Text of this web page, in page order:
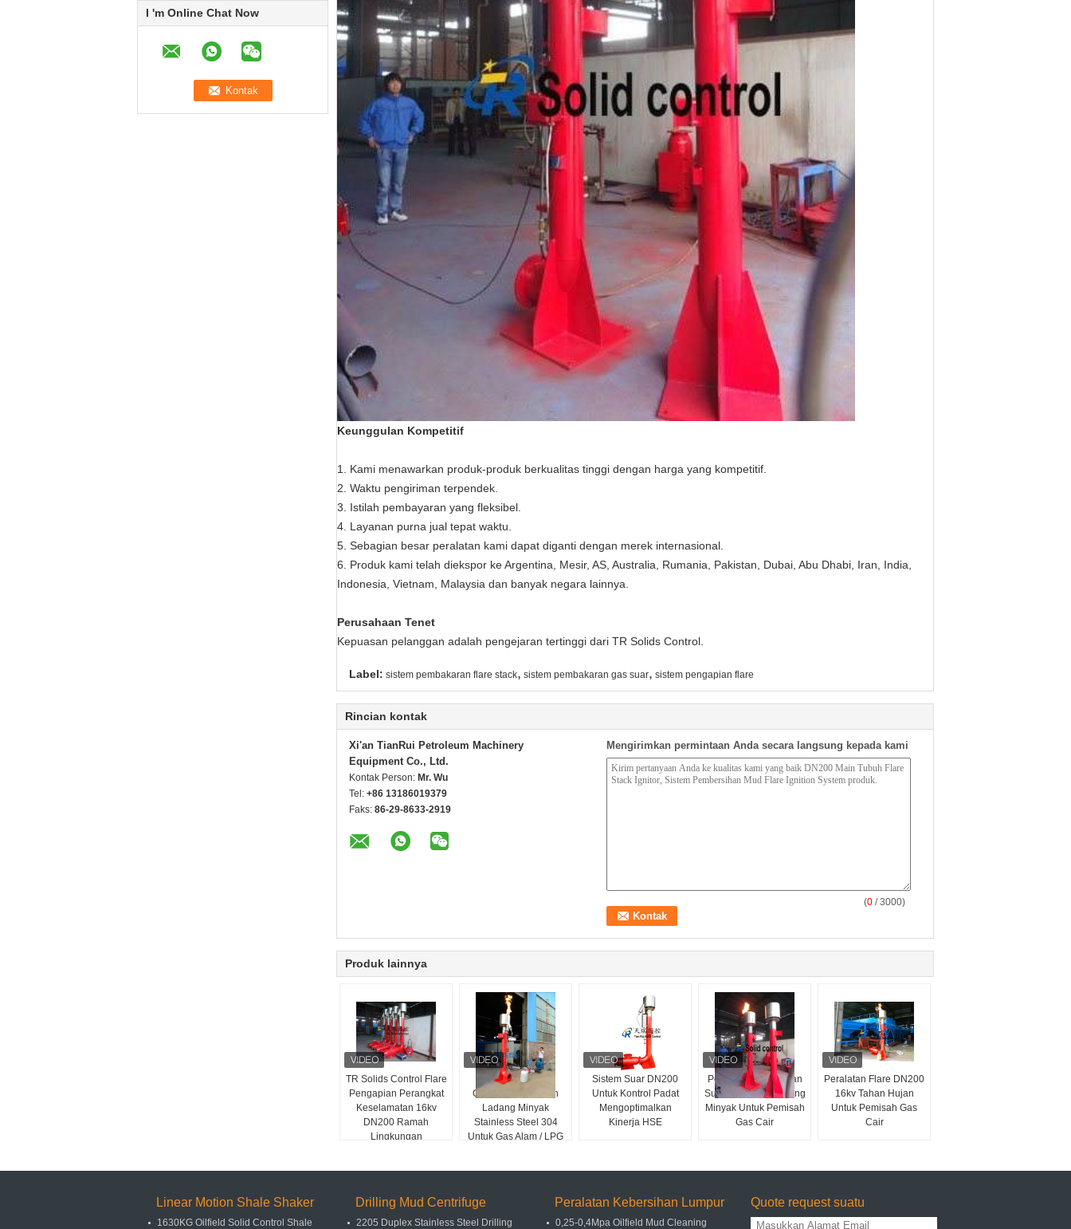
I 'm Online Chat Now
Keunggulan Kompetitif
1. Kami menawarkan produk-produk berkualitas tinggi dengan harga yang kompetitif.
2. Waktu pengiriman terpendek.
3. Istilah pembayaran yang fleksibel.
4. Layanan purna jual tepat waktu.
5. Sebagian besar peralatan kami dapat diganti dengan merek internasional.
6. Produk kami telah diekspor ke Argentina, Mesir, AS, Australia, Rumania, Pakistan, Dubai, Abu Dhabi, Iran, India,
Indonesia, Vietnam, Malaysia dan banyak negara lainnya.
Perusahaan Tenet
Kepuasan pelanggan adalah pengejaran tertinggi dari TR Solids Control.
Label: sistem pembakaran flare stack, sistem pembakaran gas suar, sistem pengapian flare
Rincian kontak
Xi'an TianRui Petroleum Machinery
Equipment Co., Ltd.
Kontak Person: Mr. Wu
Tel: +86 13186019379
Faks: 86-29-8633-2919
Mengirimkan permintaan Anda secara langsung kepada kami
(0 / 3000)
Produk lainnya
TR Solids Control Flare
Pengapian Perangkat
Keselamatan 16kv
DN200 Ramah
Lingkungan
Sistem Pengapian
Cairan Pengeboran
Ladang Minyak
Stainless Steel 304
Untuk Gas Alam / LPG
Sistem Suar DN200
Untuk Kontrol Padat
Mengoptimalkan
Kinerja HSE
Perangkat Pengapian
Suar Peralatan Ladang
Minyak Untuk Pemisah
Gas Cair
Peralatan Flare DN200
16kv Tahan Hujan
Untuk Pemisah Gas
Cair
Linear Motion Shale Shaker
1630KG Oilfield Solid Control Shale
Drilling Mud Centrifuge
2205 Duplex Stainless Steel Drilling
Peralatan Kebersihan Lumpur
0,25-0,4Mpa Oilfield Mud Cleaning
Quote request suatu